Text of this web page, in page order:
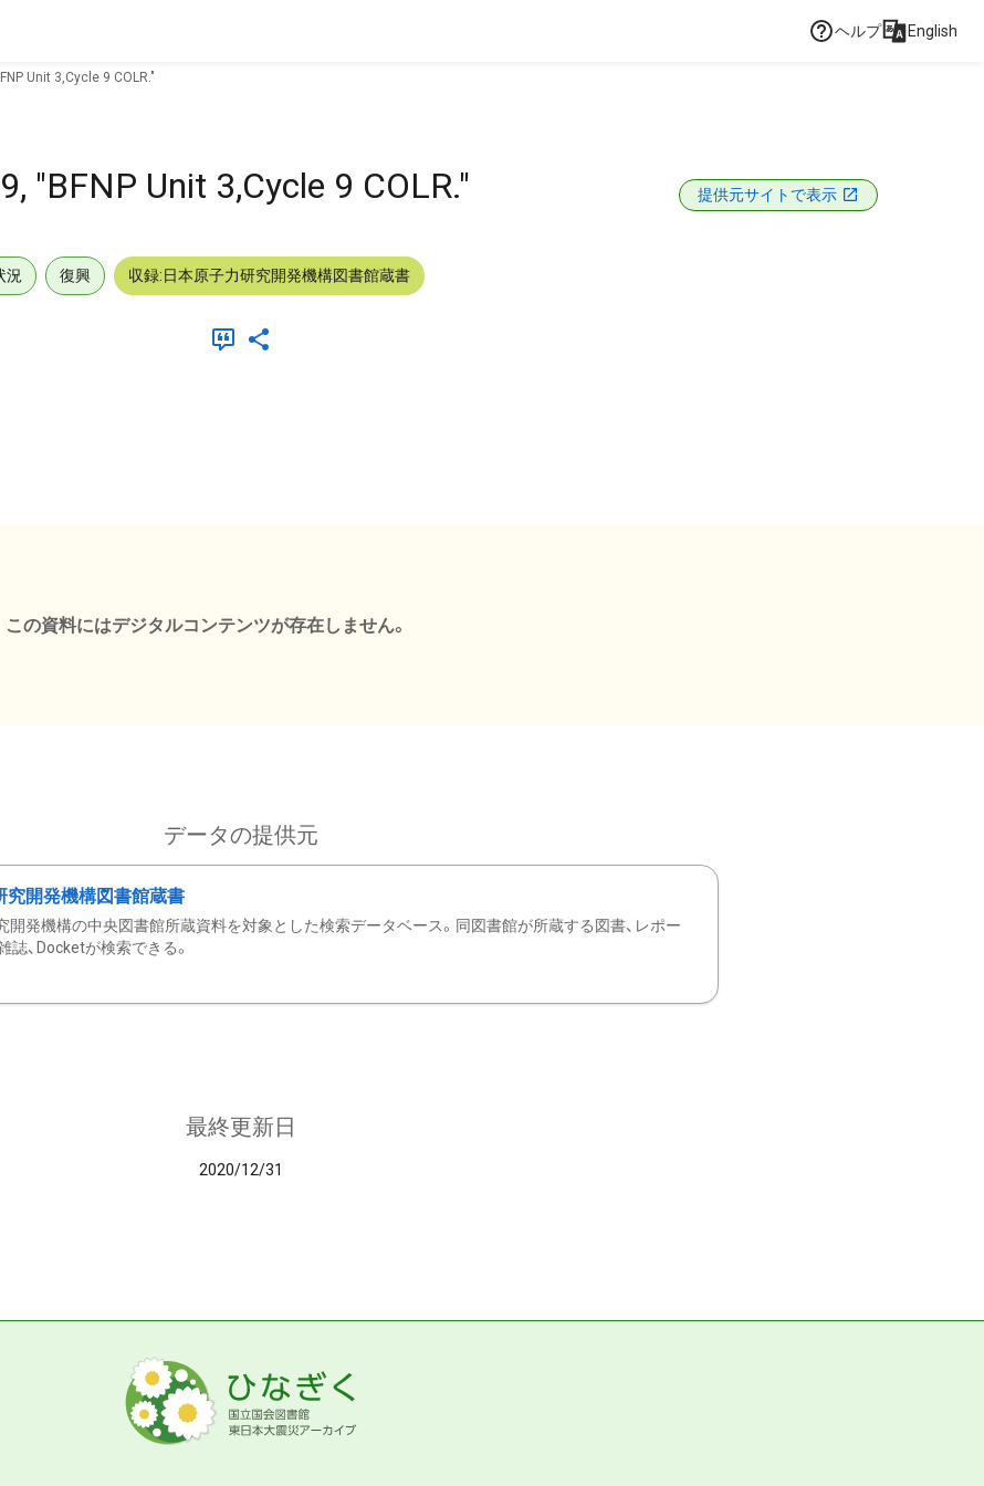
ヘルプ English
Unit 3,Cycle 9 COLR."
"BFNP Unit 3,Cycle 9 COLR." 提供元サイトで表示
況 復興 収録:日本原子力研究開発機構図書館蔵書
この資料にはデジタルコンテンツが存在しません。
データの提供元
究開発機構図書館蔵書
開発機構の中央図書館所蔵資料を対象とした検索データベース。同図書館が所蔵する図書、レポー
誌、Docketが検索できる。
最終更新日
2020/12/31